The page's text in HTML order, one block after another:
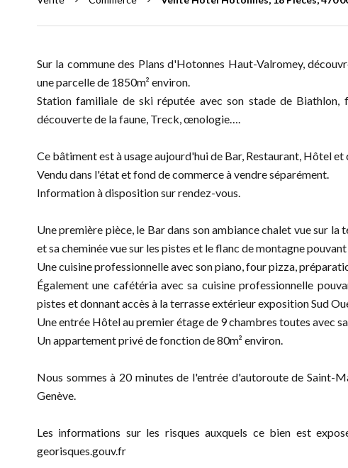
Sur la commune des Plans d'Hotonnes Haut-Valromey,
une parcelle de 1850m² environ.
Station familiale de ski réputée avec son stade de Biathlon,
découverte de la faune, Treck, œnologie….
Ce bâtiment est à usage aujourd'hui de Bar, Restaurant, Hôtel et
Vendu dans l'état et fond de commerce à vendre séparément.
Information à disposition sur rendez-vous.
Une première pièce, le Bar dans son ambiance chalet vue sur la
et sa cheminée vue sur les pistes et le flanc de montagne
Une cuisine professionnelle avec son piano, four pizza,
Également une cafétéria avec sa cuisine professionnelle
pistes et donnant accès à la terrasse extérieur exposition Sud
Une entrée Hôtel au premier étage de 9 chambres toutes avec
Un appartement privé de fonction de 80m² environ.
Nous sommes à 20 minutes de l'entrée d'autoroute de Saint-
Genève.
Les informations sur les risques auxquels ce bien est
georisques.gouv.fr